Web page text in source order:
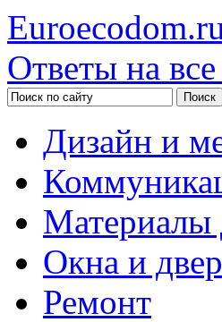
Ответы на
Дизайн и
Материалы
Окна и
Ремонт